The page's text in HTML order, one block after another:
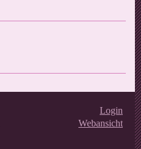
Login
Webansicht